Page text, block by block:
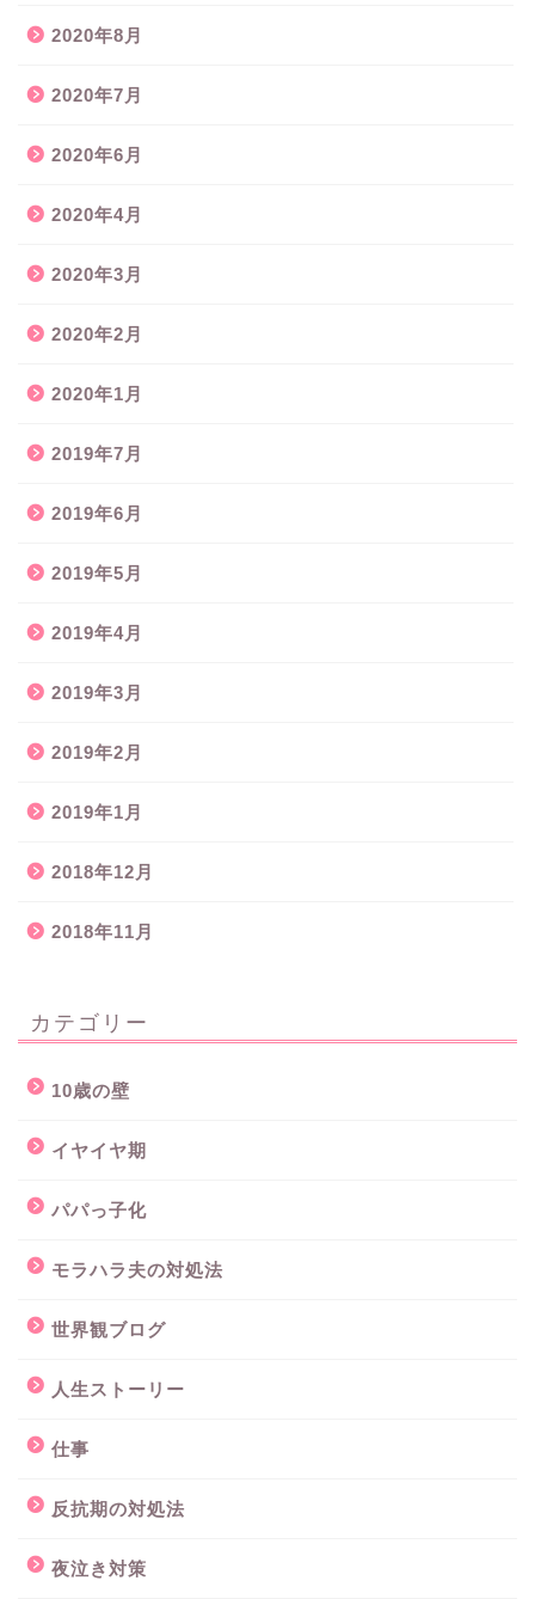
2020年8月
2020年7月
2020年6月
2020年4月
2020年3月
2020年2月
2020年1月
2019年7月
2019年6月
2019年5月
2019年4月
2019年3月
2019年2月
2019年1月
2018年12月
2018年11月
カテゴリー
10歳の壁
イヤイヤ期
パパっ子化
モラハラ夫の対処法
世界観ブログ
人生ストーリー
仕事
反抗期の対処法
夜泣き対策